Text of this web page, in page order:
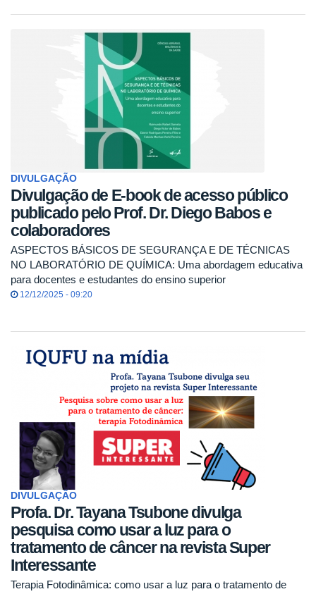
DIVULGAÇÃO
Divulgação de E-book de acesso público
publicado pelo Prof. Dr. Diego Babos e
colaboradores
ASPECTOS BÁSICOS DE SEGURANÇA E DE TÉCNICAS
NO LABORATÓRIO DE QUÍMICA: Uma abordagem educativa
para docentes e estudantes do ensino superior
12/12/2025 - 09:20
DIVULGAÇÃO
Profa. Dr. Tayana Tsubone divulga
pesquisa como usar a luz para o
tratamento de câncer na revista Super
Interessante
Terapia Fotodinâmica: como usar a luz para o tratamento de